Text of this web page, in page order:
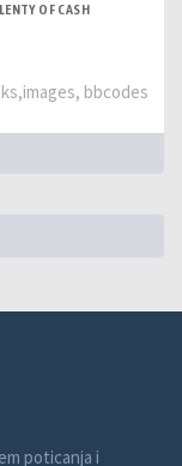
OF CASH
bbcodes
poticanja i